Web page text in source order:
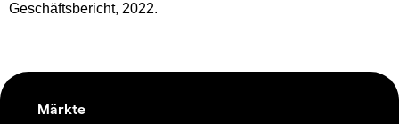
Geschäftsbericht, 2022.
Märkte